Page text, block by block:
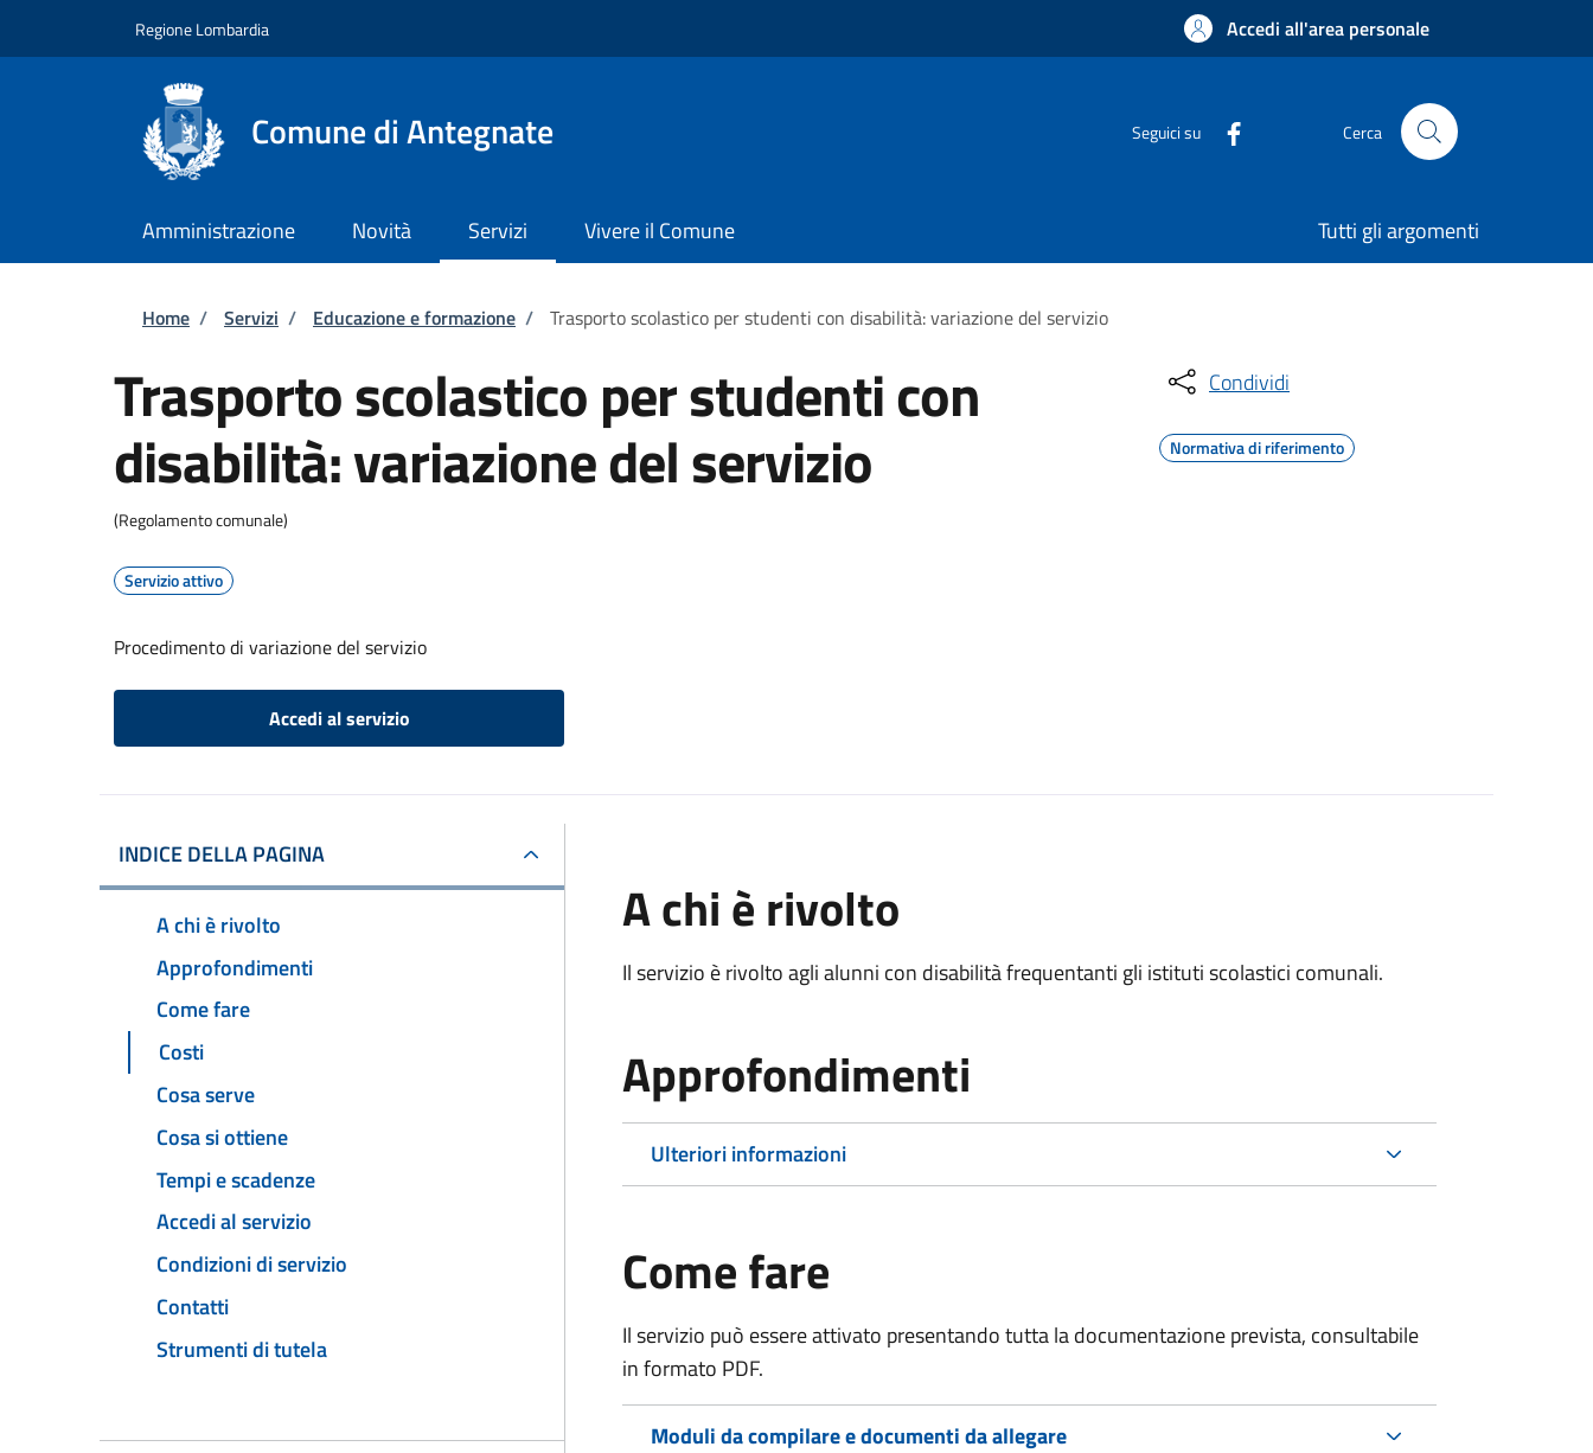
Regione Lombardia Accedi all'area personale
Comune di Antegnate Seguici su Cerca
Amministrazione Novità Servizi Vivere il Comune Tutti gli argomenti
Briciole di pane
Home / Servizi / Educazione e formazione / Trasporto scolastico per studenti con disabilità: variazione del servizio
Trasporto scolastico per studenti con
disabilità: variazione del servizio
(Regolamento comunale)
Servizio attivo
Procedimento di variazione del servizio
Accedi al servizio
Condividi
Normativa di riferimento
INDICE DELLA PAGINA
A chi è rivolto
Approfondimenti
Come fare
Costi
Cosa serve
Cosa si ottiene
Tempi e scadenze
Accedi al servizio
Condizioni di servizio
Contatti
Strumenti di tutela
A chi è rivolto
Il servizio è rivolto agli alunni con disabilità frequentanti gli istituti scolastici comunali.
Approfondimenti
Ulteriori informazioni
Come fare
Il servizio può essere attivato presentando tutta la documentazione prevista, consultabile
in formato PDF.
Moduli da compilare e documenti da allegare